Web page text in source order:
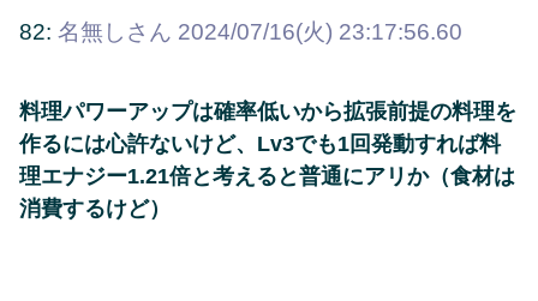
82: 名無しさん 2024/07/16(火) 23:17:56.60
料理パワーアップは確率低いから拡張前提の料理を
作るには心許ないけど、Lv3でも1回発動すれば料
理エナジー1.21倍と考えると普通にアリか（食材は
消費するけど）